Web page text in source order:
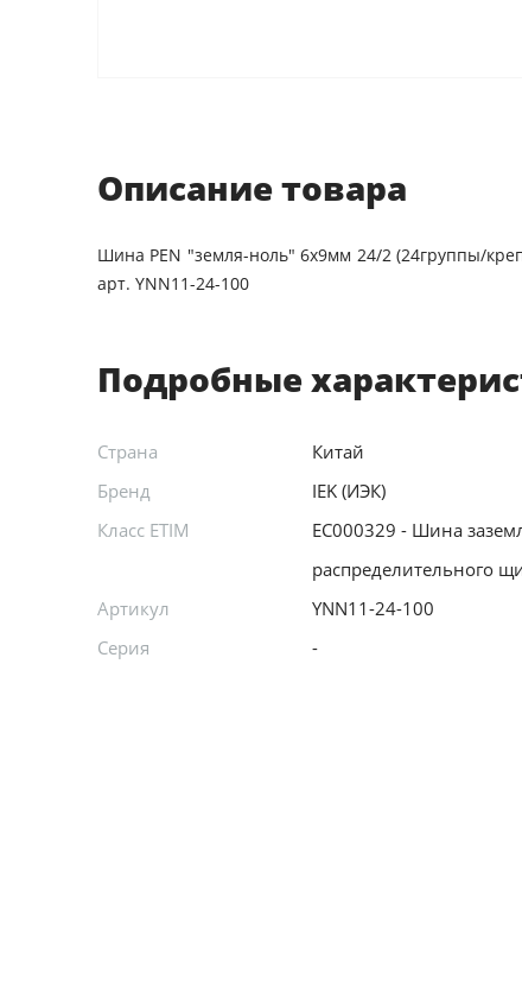
Описание товара
Шина PEN "земля-ноль" 6х9мм 24/2 (24группы/
арт. YNN11-24-100
Подробные
Страна
Китай
Бренд
IEK (ИЭК)
Класс ETIM
EC000329 - Шина
распределительного
Артикул
YNN11-24-100
Серия
-